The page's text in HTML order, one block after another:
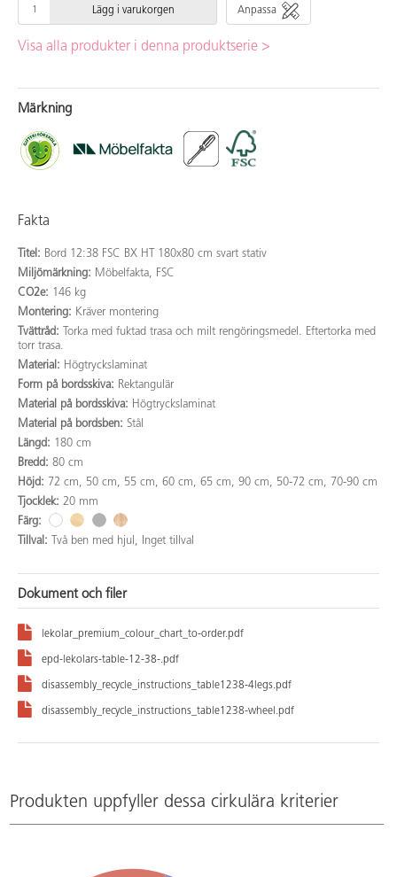
Lägg i varukorgen Anpassa
Visa alla produkter i denna produktserie >
Märkning
Fakta
Titel: Bord 12:38 FSC BX HT 180x80 cm svart stativ
Miljömärkning: Möbelfakta, FSC
CO2e: 146 kg
Montering: Kräver montering
Tvättråd:
Torka med fuktad trasa och milt rengöringsmedel. Eftertorka med
torr trasa.
Material: Högtryckslaminat
Form på bordsskiva: Rektangulär
Material på bordsskiva: Högtryckslaminat
Material på bordsben: Stål
Längd: 180 cm
Bredd: 80 cm
Höjd: 72 cm, 50 cm, 55 cm, 60 cm, 65 cm, 90 cm, 50-72 cm, 70-90 cm
Tjocklek: 20 mm
Färg:
Tillval:
Två ben med hjul, Inget tillval
Dokument och filer
lekolar_premium_colour_chart_to-order.pdf
epd-lekolars-table-12-38-.pdf
disassembly_recycle_instructions_table1238-4legs.pdf
disassembly_recycle_instructions_table1238-wheel.pdf
Produkten uppfyller dessa cirkulära kriterier